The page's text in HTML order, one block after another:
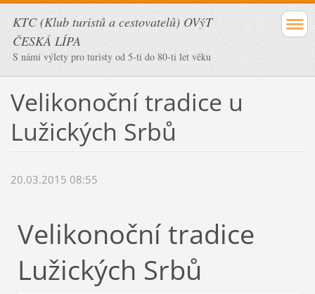
KTC (Klub turistů a cestovatelů) OVýT
ČESKÁ LÍPA
S námi výlety pro turisty od 5-ti do 80-ti let věku
Velikonoční tradice u
Lužických Srbů
20.03.2015 08:55
Velikonoční tradice
Lužických Srbů